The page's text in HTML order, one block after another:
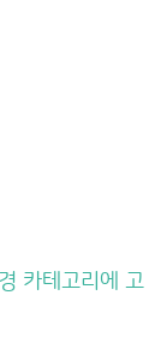
카테고리에 고